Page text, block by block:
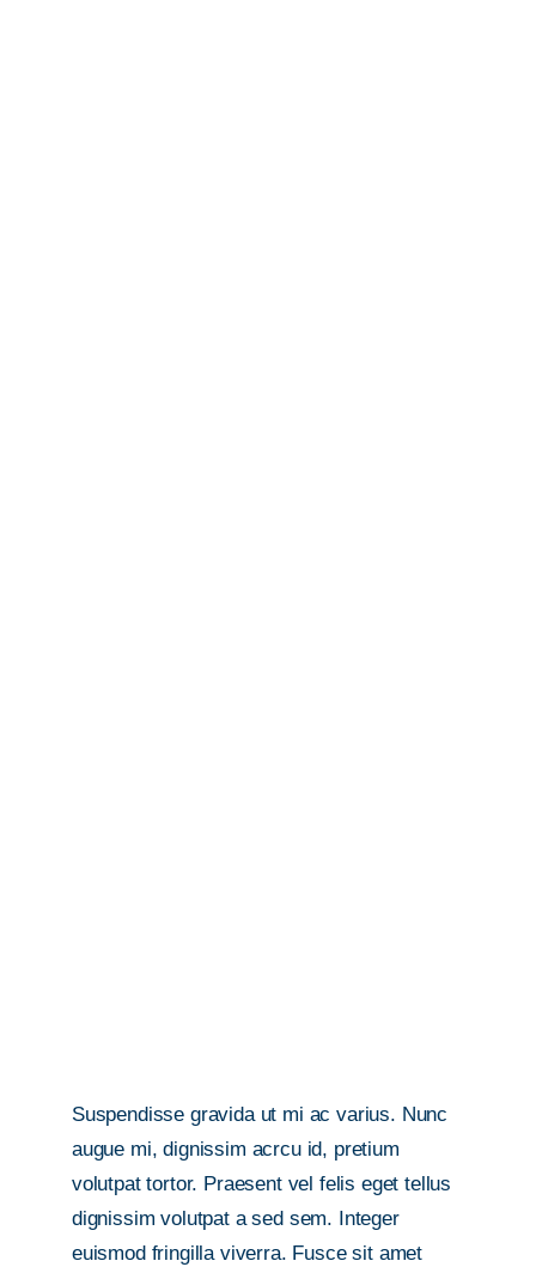
Suspendisse gravida ut mi ac varius. Nunc
augue mi, dignissim acrcu id, pretium
volutpat tortor. Praesent vel felis eget tellus
dignissim volutpat a sed sem. Integer
euismod fringilla viverra. Fusce sit amet